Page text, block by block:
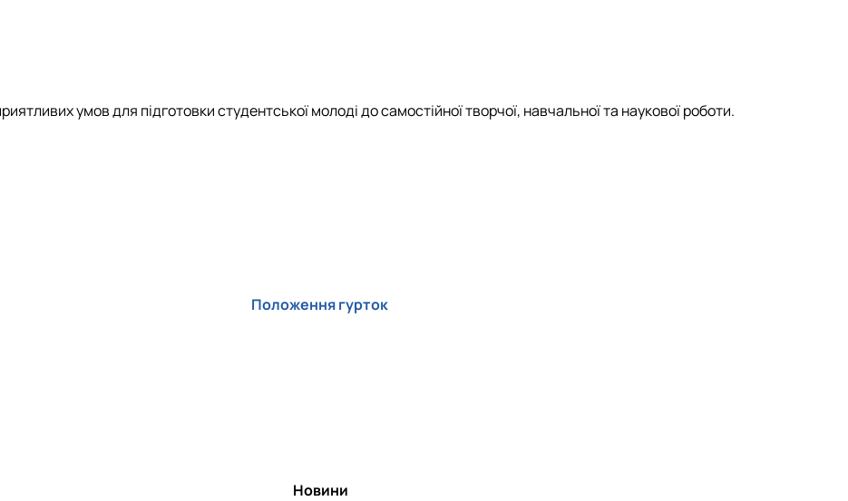
умов для підготовки студентської молоді до самостійної творчої, навчальної та наукової роботи.
Положення гурток
Новини